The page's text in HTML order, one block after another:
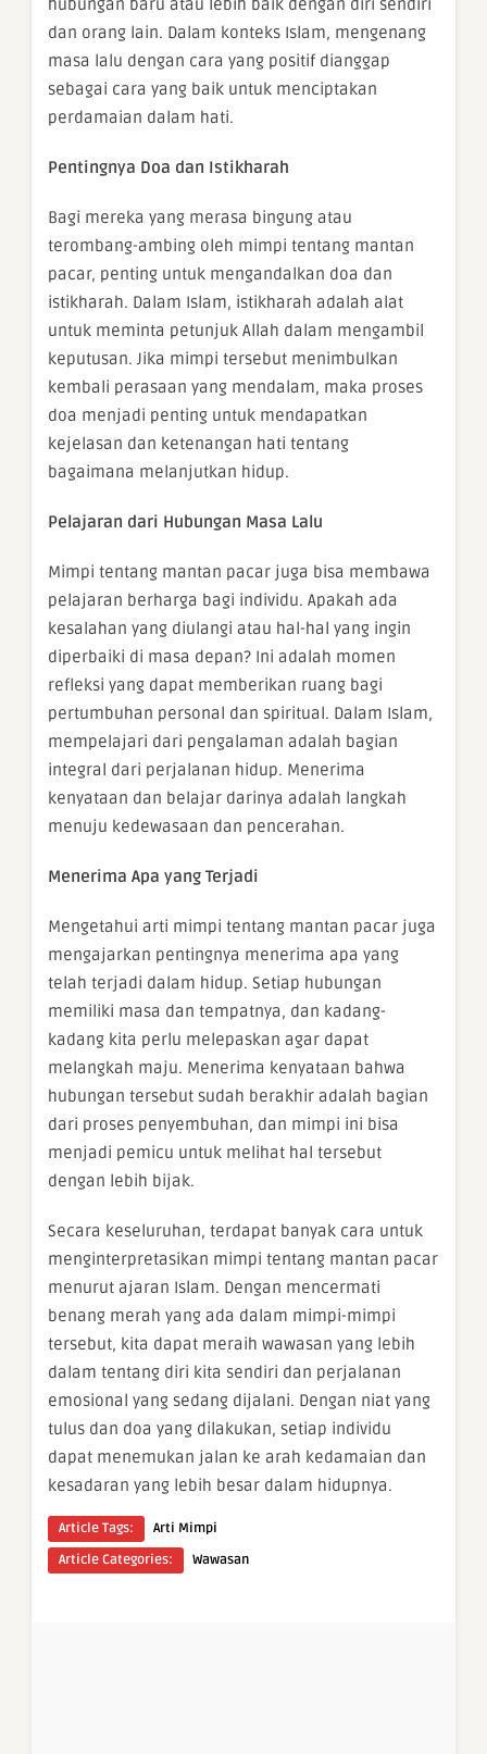
hubungan baru atau lebih baik dengan diri sendiri
dan orang lain. Dalam konteks Islam, mengenang
masa lalu dengan cara yang positif dianggap
sebagai cara yang baik untuk menciptakan
perdamaian dalam hati.
Pentingnya Doa dan Istikharah
Bagi mereka yang merasa bingung atau
terombang-ambing oleh mimpi tentang mantan
pacar, penting untuk mengandalkan doa dan
istikharah. Dalam Islam, istikharah adalah alat
untuk meminta petunjuk Allah dalam mengambil
keputusan. Jika mimpi tersebut menimbulkan
kembali perasaan yang mendalam, maka proses
doa menjadi penting untuk mendapatkan
kejelasan dan ketenangan hati tentang
bagaimana melanjutkan hidup.
Pelajaran dari Hubungan Masa Lalu
Mimpi tentang mantan pacar juga bisa membawa
pelajaran berharga bagi individu. Apakah ada
kesalahan yang diulangi atau hal-hal yang ingin
diperbaiki di masa depan? Ini adalah momen
refleksi yang dapat memberikan ruang bagi
pertumbuhan personal dan spiritual. Dalam Islam,
mempelajari dari pengalaman adalah bagian
integral dari perjalanan hidup. Menerima
kenyataan dan belajar darinya adalah langkah
menuju kedewasaan dan pencerahan.
Menerima Apa yang Terjadi
Mengetahui arti mimpi tentang mantan pacar juga
mengajarkan pentingnya menerima apa yang
telah terjadi dalam hidup. Setiap hubungan
memiliki masa dan tempatnya, dan kadang-
kadang kita perlu melepaskan agar dapat
melangkah maju. Menerima kenyataan bahwa
hubungan tersebut sudah berakhir adalah bagian
dari proses penyembuhan, dan mimpi ini bisa
menjadi pemicu untuk melihat hal tersebut
dengan lebih bijak.
Secara keseluruhan, terdapat banyak cara untuk
menginterpretasikan mimpi tentang mantan pacar
menurut ajaran Islam. Dengan mencermati
benang merah yang ada dalam mimpi-mimpi
tersebut, kita dapat meraih wawasan yang lebih
dalam tentang diri kita sendiri dan perjalanan
emosional yang sedang dijalani. Dengan niat yang
tulus dan doa yang dilakukan, setiap individu
dapat menemukan jalan ke arah kedamaian dan
kesadaran yang lebih besar dalam hidupnya.
Article Tags:
Arti Mimpi
Article Categories:
Wawasan